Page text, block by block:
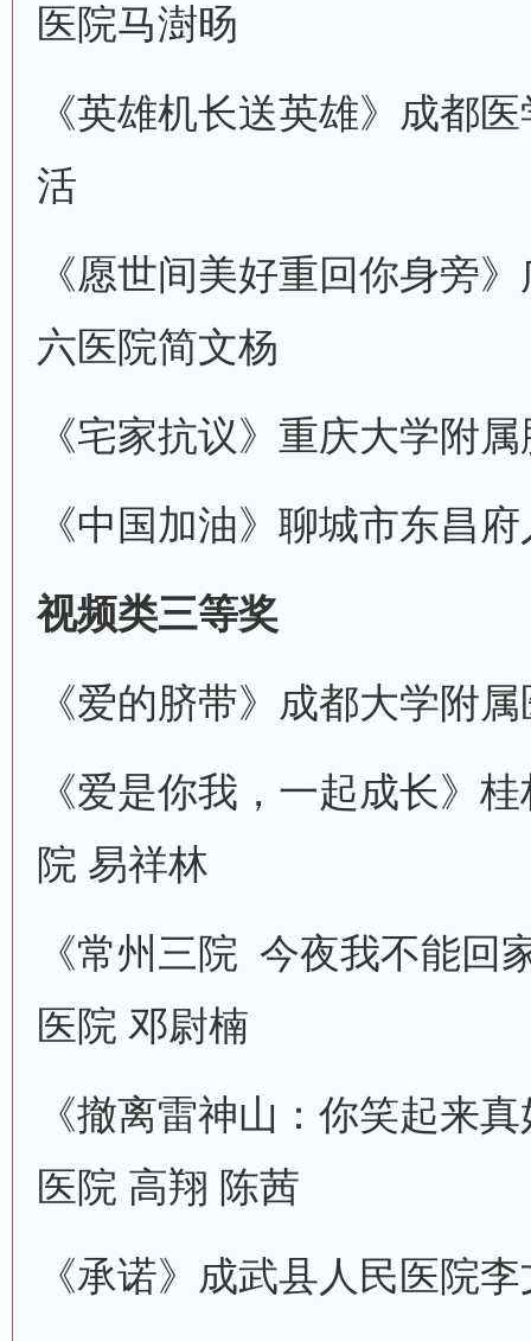
医院马澍旸
《英雄机长送英雄》 成都
活
《愿世间美好重回你身旁》
六医院简文杨
《宅家抗议》 重庆大学附
《中国加油》 聊城市东昌
视频类三等奖
《爱的脐带》 成都大学附
《爱是你我，一起成长》 桂
院 易祥林
《常州三院 今夜我不能回
医院 邓尉楠
《撤离雷神山：你笑起来
医院 高翔 陈茜
《承诺》 成武县人民医院李